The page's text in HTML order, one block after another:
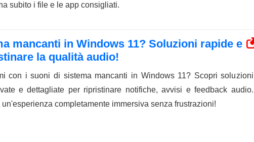
subito i file e le app consigliati.
mancanti in Windows 11? Soluzioni rapide e
la qualità audio!
con i suoni di sistema mancanti in Windows 11? Scopri soluzioni
e dettagliate per ripristinare notifiche, avvisi e feedback audio.
un'esperienza completamente immersiva senza frustrazioni!